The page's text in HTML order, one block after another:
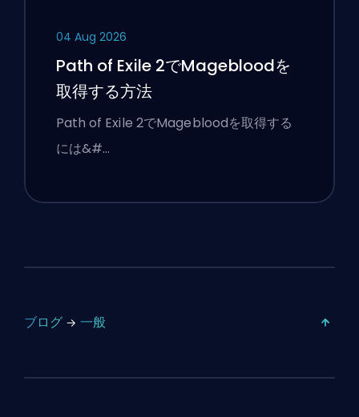
04 Aug 2026
Path of Exile 2でMagebloodを
取得する方法
Path of Exile 2でMagebloodを取得する
には&#…
ブログ 一般